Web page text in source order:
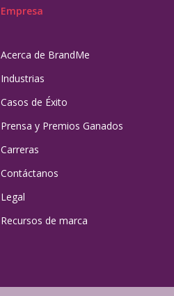
Empresa
Acerca de BrandMe
Industrias
Casos de Éxito
Prensa y Premios Ganados
Carreras
Contáctanos
Legal
Recursos de marca